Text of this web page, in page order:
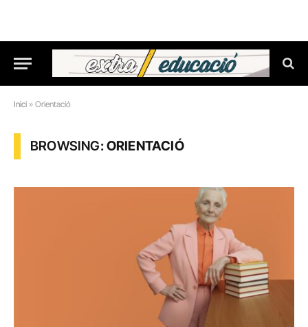
Inici » Orientació
BROWSING:ORIENTACIÓ